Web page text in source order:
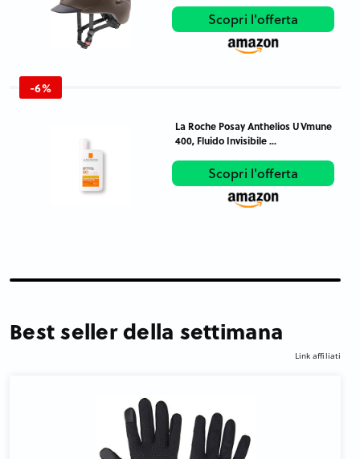
Scopri l'offerta
-6%
La Roche Posay Anthelios UVmune
400, Fluido Invisibile ...
Scopri l'offerta
Best seller della settimana
Link affiliati